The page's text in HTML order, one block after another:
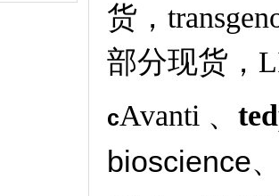
货，
部分现货，
cAvanti 、
bioscience